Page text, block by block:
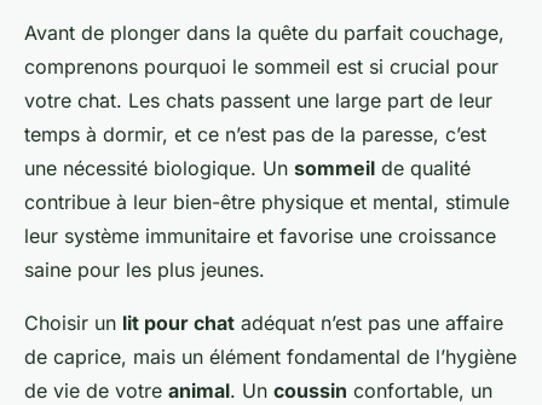
Avant de plonger dans la quête du parfait couchage,
comprenons pourquoi le sommeil est si crucial pour
votre chat. Les chats passent une large part de leur
temps à dormir, et ce n’est pas de la paresse, c’est
une nécessité biologique. Un sommeil de qualité
contribue à leur bien-être physique et mental, stimule
leur système immunitaire et favorise une croissance
saine pour les plus jeunes.
Choisir un lit pour chat adéquat n’est pas une affaire
de caprice, mais un élément fondamental de l’hygiène
de vie de votre animal. Un coussin confortable, un